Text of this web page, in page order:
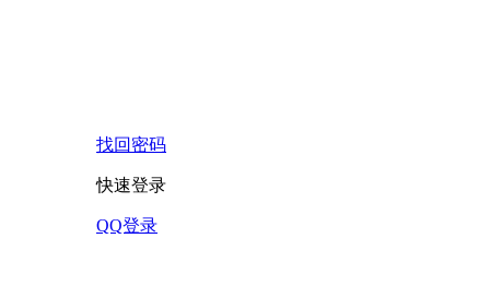
找回密码
快速登录
QQ登录